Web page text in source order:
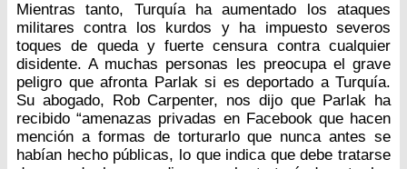
Mientras tanto, Turquía ha aumentado los ataques
militares contra los kurdos y ha impuesto severos
toques de queda y fuerte censura contra cualquier
disidente. A muchas personas les preocupa el grave
peligro que afronta Parlak si es deportado a Turquía.
Su abogado, Rob Carpenter, nos dijo que Parlak ha
recibido “amenazas privadas en Facebook que hacen
mención a formas de torturarlo que nunca antes se
habían hecho públicas, lo que indica que debe tratarse